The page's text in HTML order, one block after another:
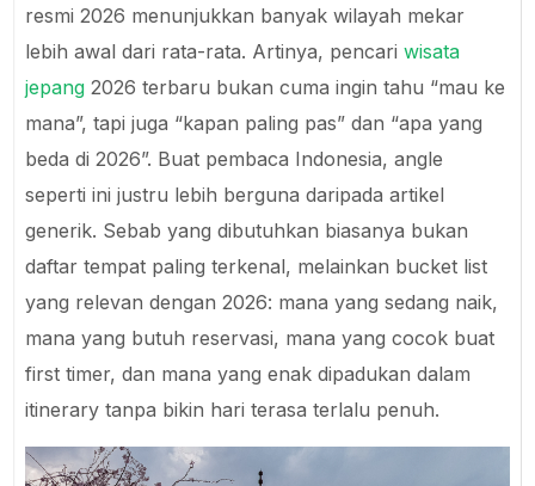
resmi 2026 menunjukkan banyak wilayah mekar
lebih awal dari rata-rata. Artinya, pencariwisata
jepang 2026 terbaru bukan cuma ingin tahu “mau ke
mana”, tapi juga “kapan paling pas” dan “apa yang
beda di 2026”. Buat pembaca Indonesia, angle
seperti ini justru lebih berguna daripada artikel
generik. Sebab yang dibutuhkan biasanya bukan
daftar tempat paling terkenal, melainkan bucket list
yang relevan dengan 2026: mana yang sedang naik,
mana yang butuh reservasi, mana yang cocok buat
first timer, dan mana yang enak dipadukan dalam
itinerary tanpa bikin hari terasa terlalu penuh.